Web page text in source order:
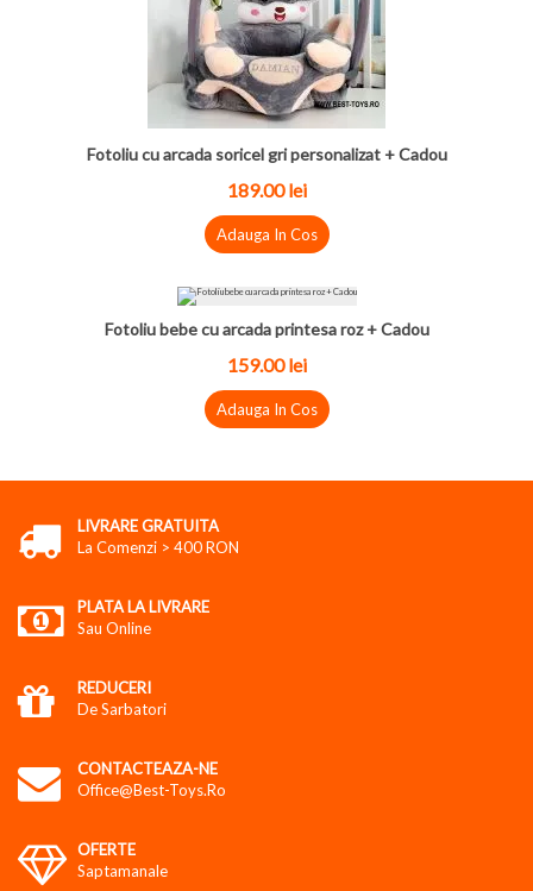
Fotoliu cu arcada soricel gri personalizat + Cadou
189.00 lei
Adauga In Cos
Fotoliu bebe cu arcada printesa roz + Cadou
159.00 lei
Adauga In Cos
LIVRARE GRATUITA
La Comenzi > 400 RON
PLATA LA LIVRARE
Sau Online
REDUCERI
De Sarbatori
CONTACTEAZA-NE
Office@best-Toys.ro
OFERTE
Saptamanale